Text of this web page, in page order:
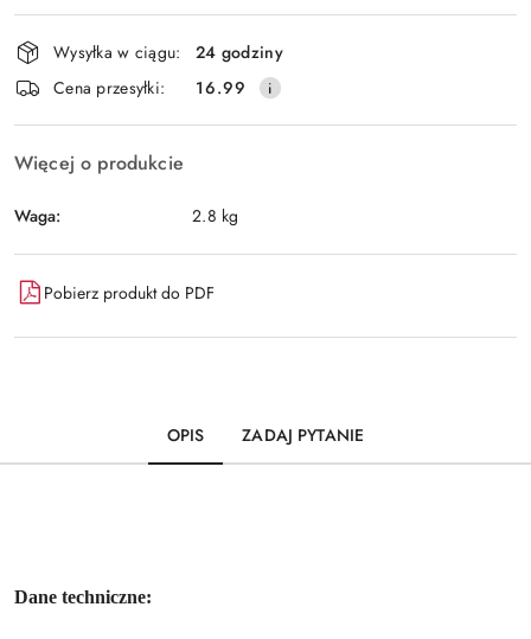
Wyślij
Dostępność
i
dostawa
Wysyłka w ciągu:
24 godziny
Cena przesyłki:
16.99
Więcej o produkcie
Waga: 2.8 kg
Pobierz produkt do PDF
OPIS ZADAJ PYTANIE
Dane techniczne: